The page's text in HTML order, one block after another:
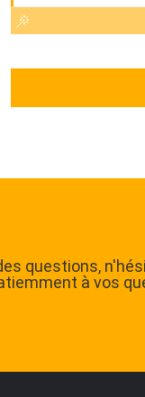
questions,
à vos